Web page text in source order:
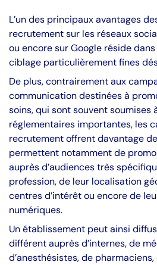
L’un des principaux avantages
recrutement sur les réseaux
ou encore sur Google réside
ciblage particulièrement fines
De plus, contrairement aux
communication destinées à
soins, qui sont souvent soumises
réglementaires importantes, les
recrutement offrent davantage
permettent notamment de
auprès d’audiences très
profession, de leur localisation
centres d’intérêt ou encore de
numériques.
Un établissement peut ainsi
différent auprès d’internes, de
d’anesthésistes, de